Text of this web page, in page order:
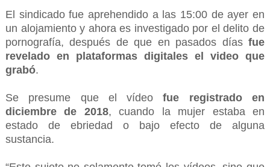
El sindicado fue aprehendido a las 15:00 de ayer en
un alojamiento y ahora es investigado por el delito de
pornografía, después de que en pasados díasfue
revelado en plataformas digitales el video que
grabó.
Se presume que el vídeofue registrado en
diciembre de 2018, cuando la mujer estaba en
estado de ebriedad o bajo efecto de alguna
sustancia.